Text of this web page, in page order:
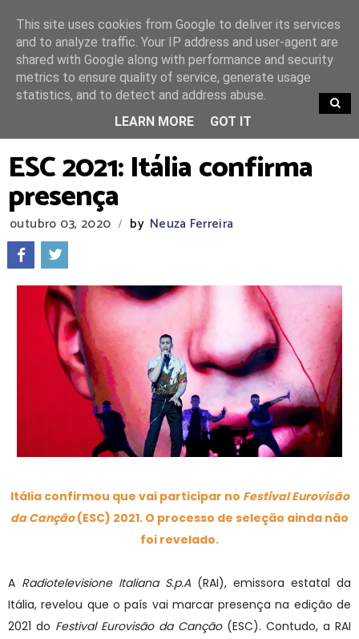
TRENDING
ESC 2021: Itália confirma
presença
outubro 03, 2020 / by Neuza Ferreira
Itália confirmou que vai participar no Festival Eurovisão
da Canção(ESC) 2021. O processo de seleção ainda não
foi revelado.
A Radiotelevisione Italiana S.p.A (RAI), emissora estatal da
Itália, revelou que o país vai marcar presença na edição de
2021 do Festival Eurovisão da Canção (ESC). Contudo, a RAI
This site uses cookies from Google to deliver its services
and to analyze traffic. Your IP address and user-agent are
shared with Google along with performance and security
metrics to ensure quality of service, generate usage
statistics, and to detect and address abuse.
LEARN MORE
GOT IT